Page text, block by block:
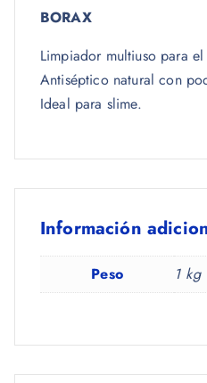
BORAX
Limpiador multiuso para
Antiséptico natural con
Ideal para slime.
Información
Peso 1 kg